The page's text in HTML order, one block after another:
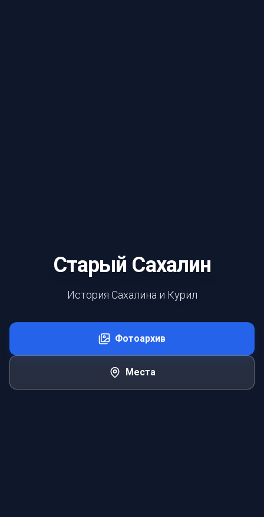
Старый Сахалин
История Сахалина и Курил
Фотоархив
Места